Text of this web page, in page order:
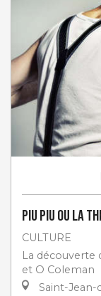
PIU PIU ou la
CULTURE
La
et O Coleman
Saint-Jean-